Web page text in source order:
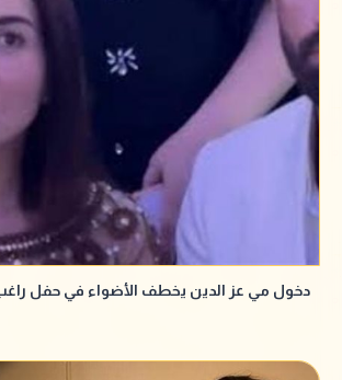
دخول مي عز الدين يخطف الأضواء في حفل